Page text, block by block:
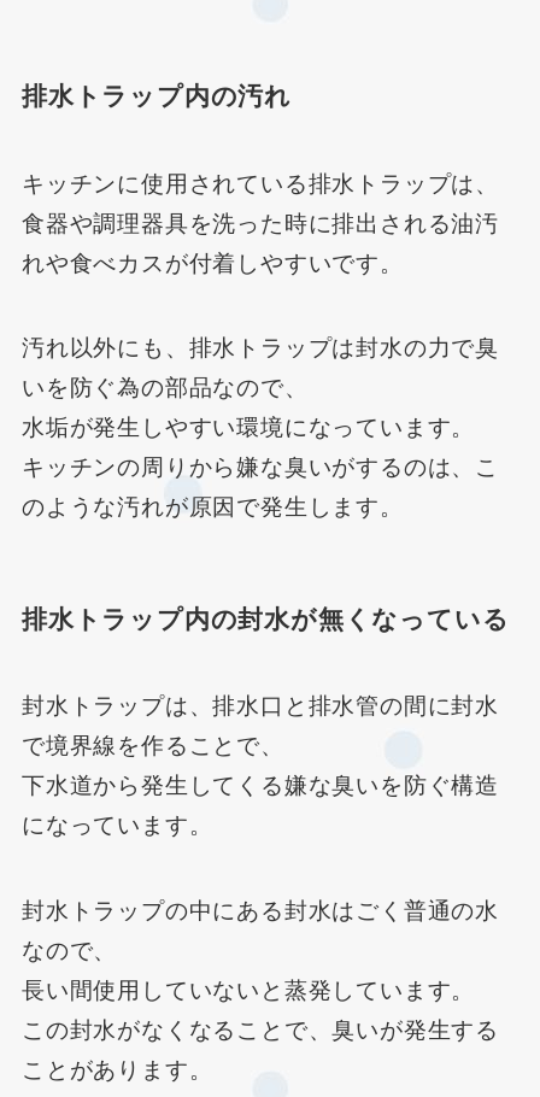
排水トラップ内の汚れ
キッチンに使用されている排水トラップは、
食器や調理器具を洗った時に排出される油汚
れや食べカスが付着しやすいです。
汚れ以外にも、排水トラップは封水の力で臭
いを防ぐ為の部品なので、
水垢が発生しやすい環境になっています。
キッチンの周りから嫌な臭いがするのは、こ
のような汚れが原因で発生します。
排水トラップ内の封水が無くなっている
封水トラップは、排水口と排水管の間に封水
で境界線を作ることで、
下水道から発生してくる嫌な臭いを防ぐ構造
になっています。
封水トラップの中にある封水はごく普通の水
なので、
長い間使用していないと蒸発しています。
この封水がなくなることで、臭いが発生する
ことがあります。